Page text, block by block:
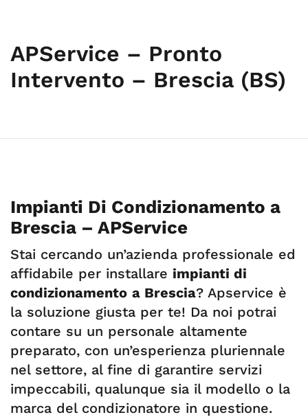
APService – Pronto
Intervento – Brescia (BS)
Impianti Di Condizionamento a
Brescia – APService
Stai cercando un’azienda professionale ed
affidabile per installare impianti di
condizionamento a Brescia? Apservice è
la soluzione giusta per te! Da noi potrai
contare su un personale altamente
preparato, con un’esperienza pluriennale
nel settore, al fine di garantire servizi
impeccabili, qualunque sia il modello o la
marca del condizionatore in questione.